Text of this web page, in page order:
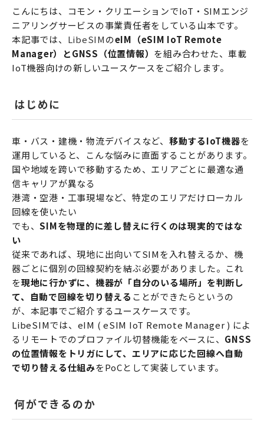
こんにちは、コモン・クリエーションでIoT・SIMエンジ
ニアリングサービスの事業責任者をしている山本です。
本記事では、 LibeSIMのeIM（eSIM IoT Remote
Manager）とGNSS（位置情報） を組み合わせた、車載
IoT機器向けの新しいユースケースをご紹介します。
はじめに
車・バス・建機・物流デバイスなど、 移動するIoT機器を
運用していると、こんな悩みに直面することがあります。
国や地域を跨いで移動するため、エリアごとに最適な通
信キャリアが異なる
港湾・空港・工事現場など、特定のエリアだけローカル
回線を使いたい
でも、SIMを物理的に差し替えに行くのは現実的ではな
い
従来であれば、現地に出向いてSIMを入れ替えるか、機
器ごとに個別の回線契約を結ぶ必要がありました。これ
を現地に行かずに、機器が「自分のいる場所」を判断し
て、自動で回線を切り替える ことができたらというの
が、本記事でご紹介するユースケースです。
LibeSIMでは、eIM ( eSIM IoT Remote Manager ) によ
るリモートでのプロファイル切替機能をベースに、 GNSS
の位置情報をトリガにして、エリアに応じた回線へ自動
で切り替える仕組みをPoCとして実装しています。
何ができるのか